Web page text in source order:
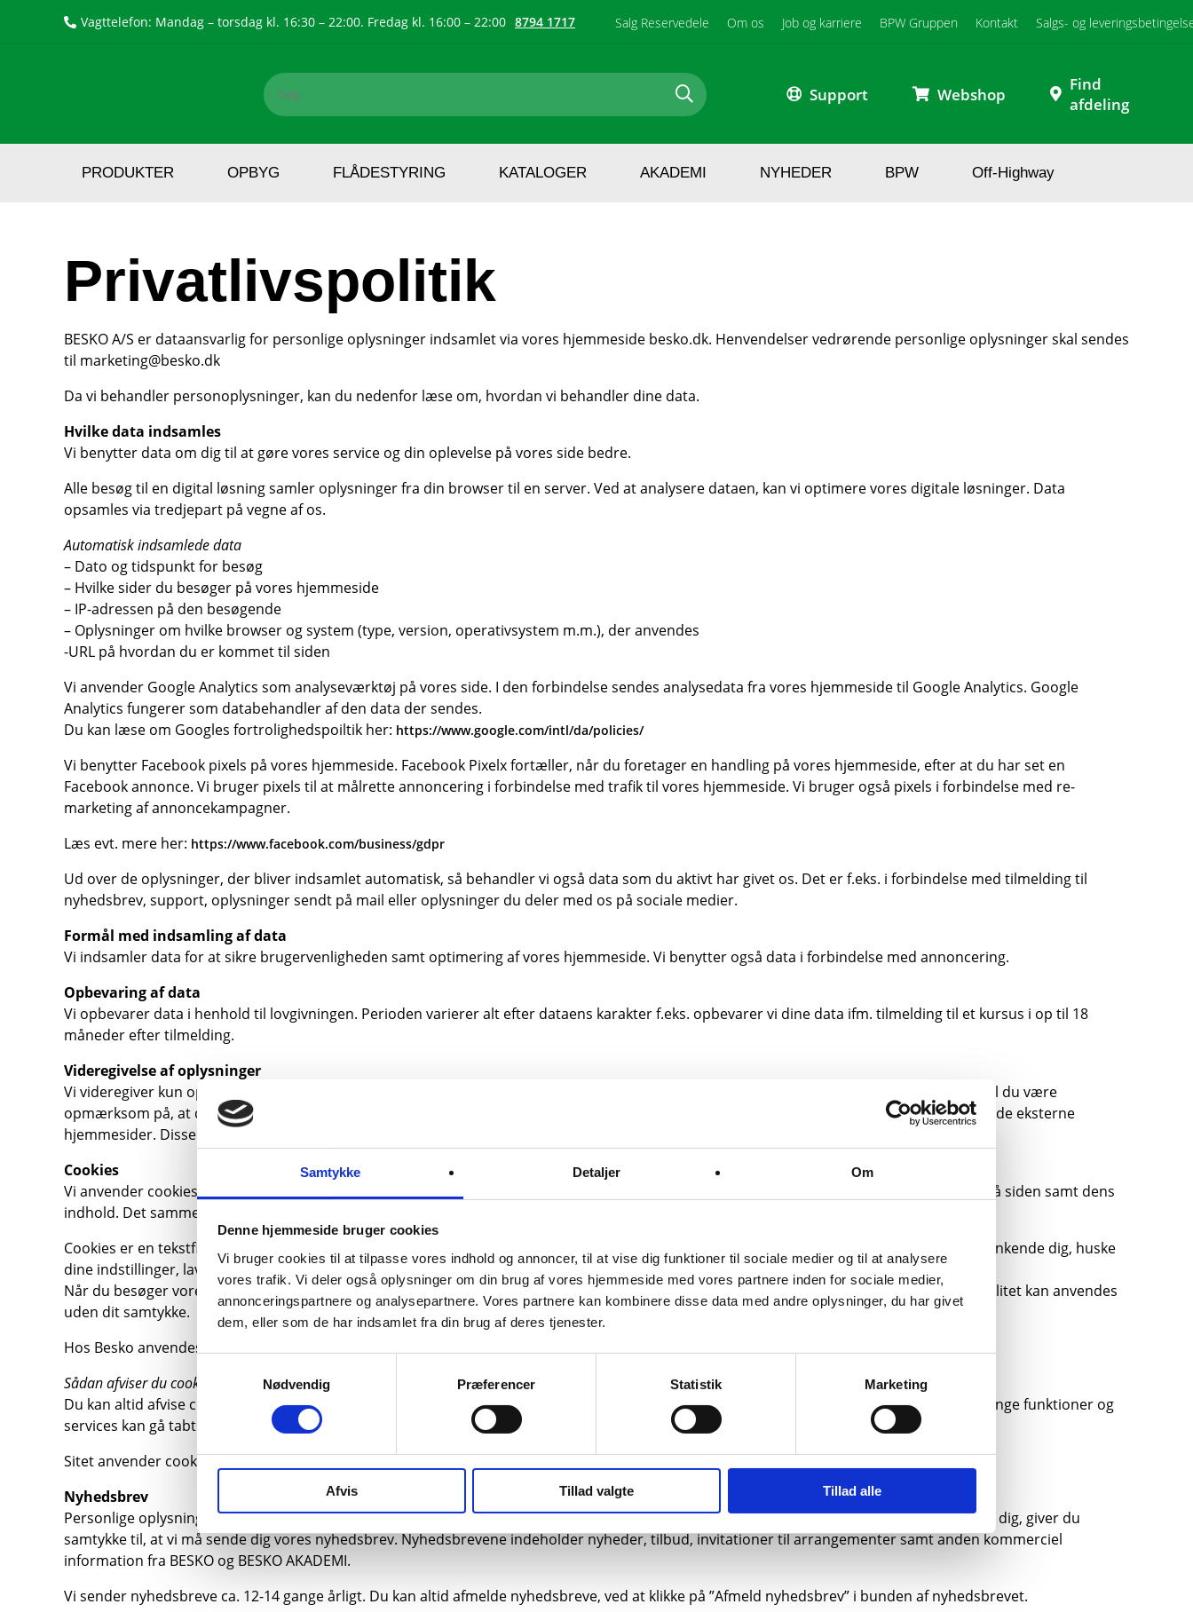
Samtykke Detaljer Om
Denne hjemmeside bruger cookies
Vi bruger cookies til at tilpasse vores indhold og annoncer, til at vise dig funktioner til sociale medier og til at analysere
vores trafik. Vi deler også oplysninger om din brug af vores hjemmeside med vores partnere inden for sociale medier,
annonceringspartnere og analysepartnere. Vores partnere kan kombinere disse data med andre oplysninger, du har givet
dem, eller som de har indsamlet fra din brug af deres tjenester.
Nødvendig
Præferencer Statistik Marketing
Afvis Tillad valgte Tillad alle
Vagttelefon: Mandag – torsdag kl. 16:30 – 22:00. Fredag kl. 16:00 – 22:00 8794 1717 Salg Reservedele Om os Job og karriere BPW Gruppen Kontakt Salgs- og
Support Webshop
Find
afdeling
PRODUKTER OPBYG FLÅDESTYRING KATALOGER AKADEMI NYHEDER BPW Off-Highway
Privatlivspolitik
BESKO A/S er dataansvarlig for personlige oplysninger indsamlet via vores hjemmeside besko.dk. Henvendelser vedrørende personlige oplysninger skal sendes
til marketing@besko.dk
Da vi behandler personoplysninger, kan du nedenfor læse om, hvordan vi behandler dine data.
Hvilke data indsamles
Vi benytter data om dig til at gøre vores service og din oplevelse på vores side bedre.
Alle besøg til en digital løsning samler oplysninger fra din browser til en server. Ved at analysere dataen, kan vi optimere vores digitale løsninger. Data
opsamles via tredjepart på vegne af os.
Automatisk indsamlede data
– Dato og tidspunkt for besøg
– Hvilke sider du besøger på vores hjemmeside
– IP-adressen på den besøgende
– Oplysninger om hvilke browser og system (type, version, operativsystem m.m.), der anvendes
-URL på hvordan du er kommet til siden
Vi anvender Google Analytics som analyseværktøj på vores side. I den forbindelse sendes analysedata fra vores hjemmeside til Google Analytics. Google
Analytics fungerer som databehandler af den data der sendes.
Du kan læse om Googles fortrolighedspoiltik her: https://www.google.com/intl/da/policies/
Vi benytter Facebook pixels på vores hjemmeside. Facebook Pixelx fortæller, når du foretager en handling på vores hjemmeside, efter at du har set en
Facebook annonce. Vi bruger pixels til at målrette annoncering i forbindelse med trafik til vores hjemmeside. Vi bruger også pixels i forbindelse med re-
marketing af annoncekampagner.
Læs evt. mere her: https://www.facebook.com/business/gdpr
Ud over de oplysninger, der bliver indsamlet automatisk, så behandler vi også data som du aktivt har givet os. Det er f.eks. i forbindelse med tilmelding til
nyhedsbrev, support, oplysninger sendt på mail eller oplysninger du deler med os på sociale medier.
Formål med indsamling af data
Vi indsamler data for at sikre brugervenligheden samt optimering af vores hjemmeside. Vi benytter også data i forbindelse med annoncering.
Opbevaring af data
Vi opbevarer data i henhold til lovgivningen. Perioden varierer alt efter dataens karakter f.eks. opbevarer vi dine data ifm. tilmelding til et kursus i op til 18
måneder efter tilmelding.
Videregivelse af oplysninger
Vi videregiver kun oplysninger til tredjepart, der er anført i vores privatlivspolitik. Da vores hjemmeside kan linke til andre hjemmesider, skal du være
opmærksom på, at du, når du benytter disse link og forlader vores hjemmeside, er underlagt andre betingelser og persondatapolitikker på de eksterne
hjemmesider. Disse er vi ikke ansvarlige for.
Cookies
Vi anvender cookies, der gør det muligt at indsamle relevante oplysninger omkring sidens brugere. Dataen bruges til at lave forbedringer på siden samt dens
indhold. Det samme gælder tredjepartscookies.
Cookies er en tekstfil, der gemmes på din computer, mobil eller lign. når du besøger en hjemmeside. Cookies gør, at en hjemmeside kan genkende dig, huske
dine indstillinger, lave statistik samt målrette annoncer specifikt til dig. Cookies kan ikke sprede virus eller andre skadelige programmer.
Når du besøger vores hjemmeside, bliver du spurgt om du accepterer Cookies. Nødvendige cookies, der skal sikre indstillinger og funktionalitet kan anvendes
uden dit samtykke.
Hos Besko anvendes cookies for Google, Facebook, LinkedIn og Emarketeer (nyhedsbrev).
Sådan afviser du cookies
Du kan altid afvise cookies på din computer. Det gør du ved at ændre indstillingerne i din browser. Du skal dog være opmærksom på, at mange funktioner og
services kan gå tabt. De forudsætter nemlig, at hjemmesiden kan huske de valg, du foretager.
Sitet anvender cookies fra følgende tredjeparter, der har adgang til de pågældende cookies.
Nyhedsbrev
Personlige oplysninger, der er indsamlet i forbindelse med vores nyhedsbrev, bruges til udsendelse af vores nyhedsbreve. Når du tilmelder dig, giver du
samtykke til, at vi må sende dig vores nyhedsbrev. Nyhedsbrevene indeholder nyheder, tilbud, invitationer til arrangementer samt anden kommerciel
information fra BESKO og BESKO AKADEMI.
Vi sender nyhedsbreve ca. 12-14 gange årligt. Du kan altid afmelde nyhedsbreve, ved at klikke på ”Afmeld nyhedsbrev” i bunden af nyhedsbrevet.